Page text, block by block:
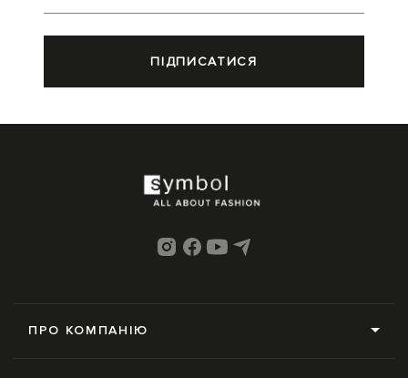
ПІДПИСАТИСЯ
ПРО КОМПАНІЮ